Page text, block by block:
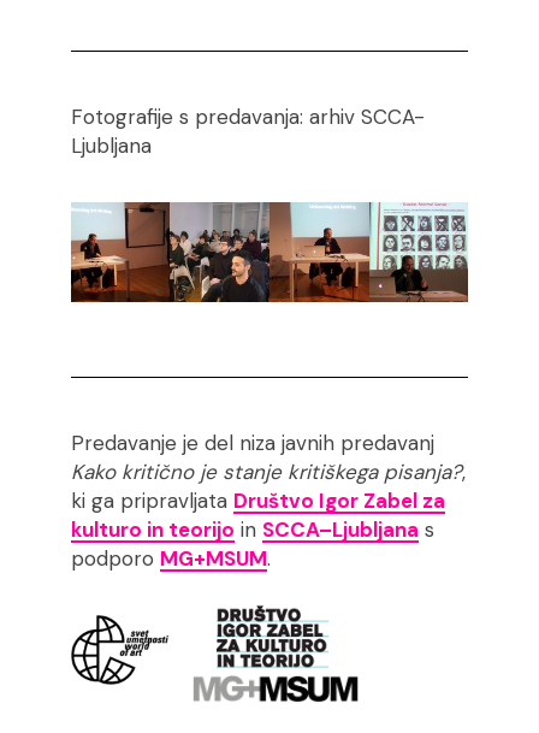
Fotografije s predavanja: arhiv SCCA-
Ljubljana
Predavanje je del niza javnih predavanj
Kako kritično je stanje kritiškega pisanja?,
ki ga pripravljata Društvo Igor Zabel za
kulturo in teorijo in SCCA–Ljubljana s
podporo MG+MSUM.